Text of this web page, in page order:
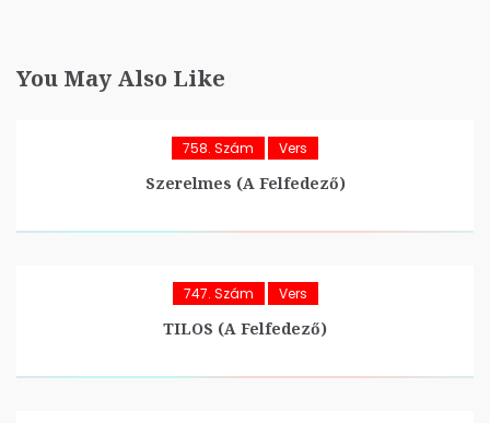
You May Also Like
758. Szám Vers
Szerelmes (A Felfedező)
747. Szám Vers
TILOS (A Felfedező)